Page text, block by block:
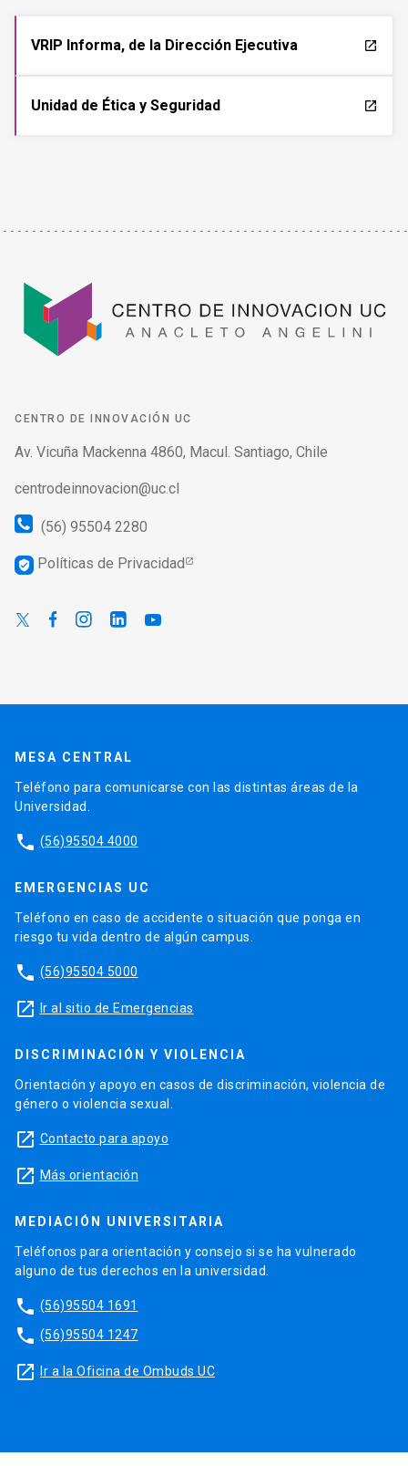
VRIP Informa, de la Dirección Ejecutiva launch
Unidad de Ética y Seguridad launch
CENTRO DE INNOVACIÓN UC
Av. Vicuña Mackenna 4860, Macul. Santiago, Chile
centrodeinnovacion@uc.cl
(56) 95504 2280
verified_user Políticas de Privacidad
MESA CENTRAL
Teléfono para comunicarse con las distintas áreas de la
Universidad.
phone (56)95504 4000
EMERGENCIAS UC
Teléfono en caso de accidente o situación que ponga en
riesgo tu vida dentro de algún campus.
phone (56)95504 5000
launch Ir al sitio de Emergencias
DISCRIMINACIÓN Y VIOLENCIA
Orientación y apoyo en casos de discriminación, violencia de
género o violencia sexual.
launch Contacto para apoyo
launch Más orientación
MEDIACIÓN UNIVERSITARIA
Teléfonos para orientación y consejo si se ha vulnerado
alguno de tus derechos en la universidad.
phone (56)95504 1691
phone (56)95504 1247
launch Ir a la Oficina de Ombuds UC